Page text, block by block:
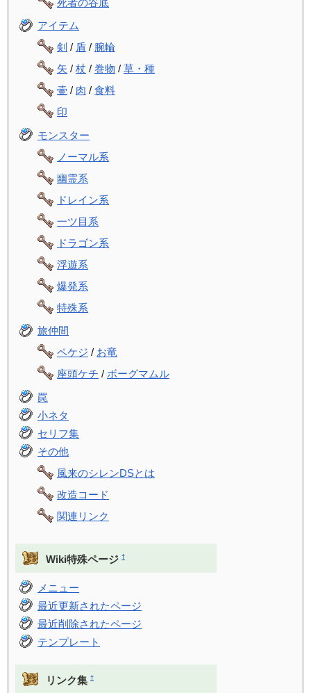
アイテム
剣 / 盾 / 腕輪
矢 /杖 /巻物 /草・種
壷 / 肉 /食料
印
モンスター
ノーマル系
幽霊系
ドレイン系
一ツ目系
ドラゴン系
浮遊系
爆発系
特殊系
旅仲間
ペケジ / お竜
座頭ケチ / ボーグマムル
罠
小ネタ
セリフ集
その他
風来のシレンDSとは
改造コード
関連リンク
Wiki特殊ページ †
メニュー
最近更新されたページ
最近削除されたページ
テンプレート
リンク集 †